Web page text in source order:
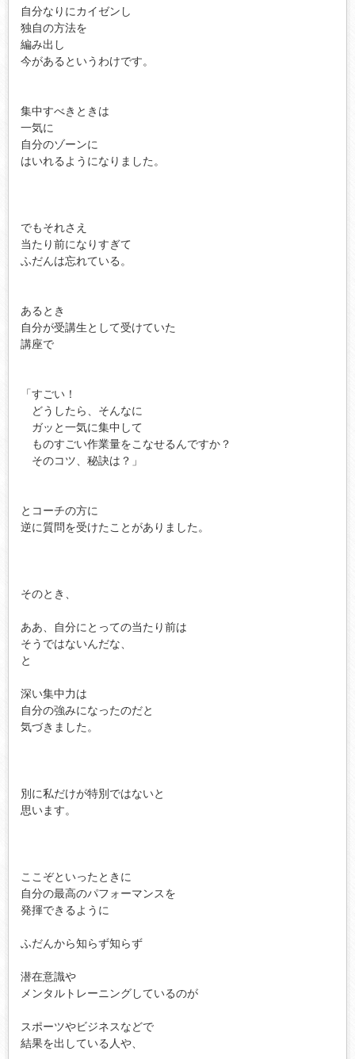
自分なりにカイゼンし
独自の方法を
編み出し
今があるというわけです。
集中すべきときは
一気に
自分のゾーンに
はいれるようになりました。
でもそれさえ
当たり前になりすぎて
ふだんは忘れている。
あるとき
自分が受講生として受けていた
講座で
「すごい！
どうしたら、そんなに
ガッと一気に集中して
ものすごい作業量をこなせるんですか？
そのコツ、秘訣は？」
とコーチの方に
逆に質問を受けたことがありました。
そのとき、
ああ、自分にとっての当たり前は
そうではないんだな、
と
深い集中力は
自分の強みになったのだと
気づきました。
別に私だけが特別ではないと
思います。
ここぞといったときに
自分の最高のパフォーマンスを
発揮できるように
ふだんから知らず知らず
潜在意識や
メンタルトレーニングしているのが
スポーツやビジネスなどで
結果を出している人や、